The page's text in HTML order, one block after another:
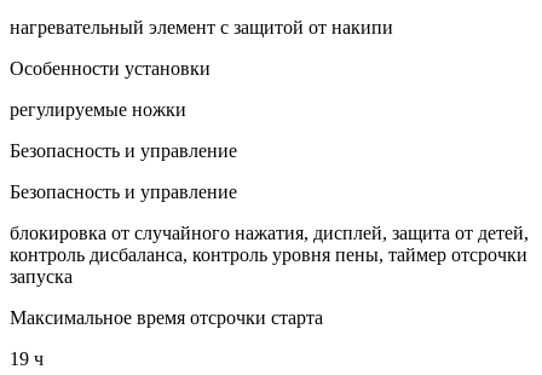
нагревательный элемент с защитой от накипи
Особенности установки
регулируемые ножки
Безопасность и управление
Безопасность и управление
блокировка от случайного нажатия, дисплей, защита от детей,
контроль дисбаланса, контроль уровня пены, таймер отсрочки
запуска
Максимальное время отсрочки старта
19 ч